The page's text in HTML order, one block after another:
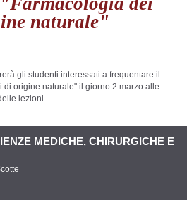
naturale"
gli studenti interessati a frequentare il
di origine naturale" il giorno 2 marzo alle
lezioni.
MEDICHE, CHIRURGICHE E